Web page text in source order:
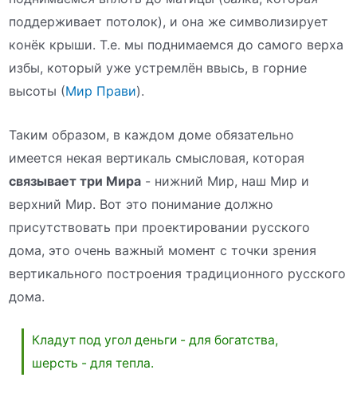
поддерживает потолок), и она же символизирует
конёк крыши. Т.е. мы поднимаемся до самого верха
избы, который уже устремлён ввысь, в горние
высоты (Мир Прави).
Таким образом, в каждом доме обязательно
имеется некая вертикаль смысловая, которая
связывает три Мира - нижний Мир, наш Мир и
верхний Мир. Вот это понимание должно
присутствовать при проектировании русского
дома, это очень важный момент с точки зрения
вертикального построения традиционного русского
дома.
Кладут под угол деньги - для богатства,
шерсть - для тепла.